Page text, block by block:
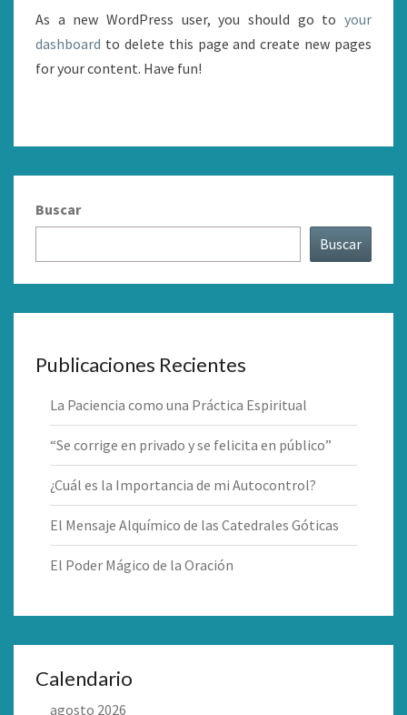
As a new WordPress user, you should go to your
dashboard to delete this page and create new pages
for your content. Have fun!
Buscar
Buscar
Publicaciones Recientes
La Paciencia como una Práctica Espiritual
“Se corrige en privado y se felicita en público”
¿Cuál es la Importancia de mi Autocontrol?
El Mensaje Alquímico de las Catedrales Góticas
El Poder Mágico de la Oración
Calendario
agosto 2026